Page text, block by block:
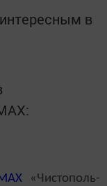
в
«Чистополь-